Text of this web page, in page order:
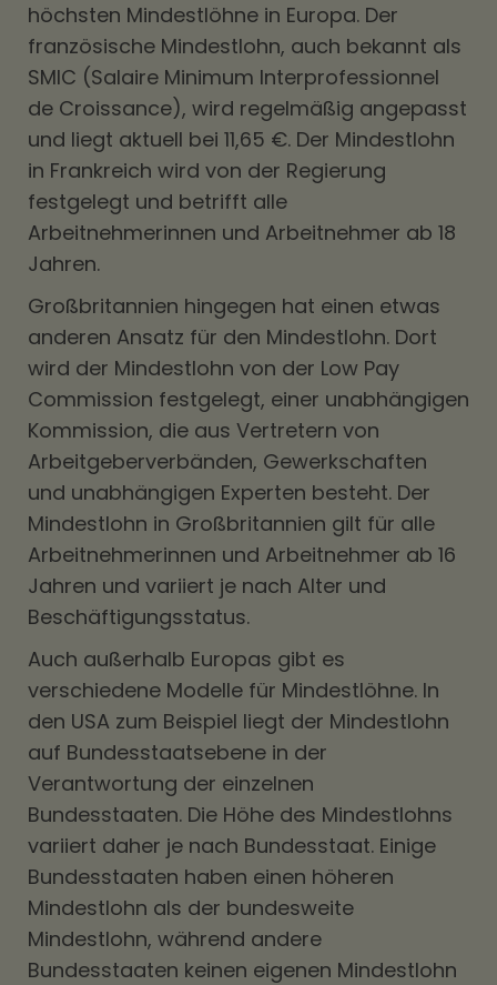
höchsten Mindestlöhne in Europa. Der
französische Mindestlohn, auch bekannt als
SMIC (Salaire Minimum Interprofessionnel
de Croissance), wird regelmäßig angepasst
und liegt aktuell bei 11,65 €. Der Mindestlohn
in Frankreich wird von der Regierung
festgelegt und betrifft alle
Arbeitnehmerinnen und Arbeitnehmer ab 18
Jahren.
Großbritannien hingegen hat einen etwas
anderen Ansatz für den Mindestlohn. Dort
wird der Mindestlohn von der Low Pay
Commission festgelegt, einer unabhängigen
Kommission, die aus Vertretern von
Arbeitgeberverbänden, Gewerkschaften
und unabhängigen Experten besteht. Der
Mindestlohn in Großbritannien gilt für alle
Arbeitnehmerinnen und Arbeitnehmer ab 16
Jahren und variiert je nach Alter und
Beschäftigungsstatus.
Auch außerhalb Europas gibt es
verschiedene Modelle für Mindestlöhne. In
den USA zum Beispiel liegt der Mindestlohn
auf Bundesstaatsebene in der
Verantwortung der einzelnen
Bundesstaaten. Die Höhe des Mindestlohns
variiert daher je nach Bundesstaat. Einige
Bundesstaaten haben einen höheren
Mindestlohn als der bundesweite
Mindestlohn, während andere
Bundesstaaten keinen eigenen Mindestlohn